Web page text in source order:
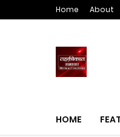
Home About
HOME